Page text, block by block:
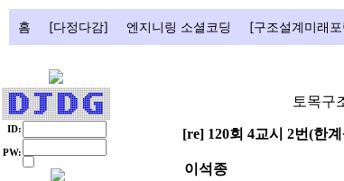
홈 [다정다감] 엔지니링 소셜코딩 [구조설계미래
ID:
PW:
토목구
[re] 120회 4교시 2번(한
이석종